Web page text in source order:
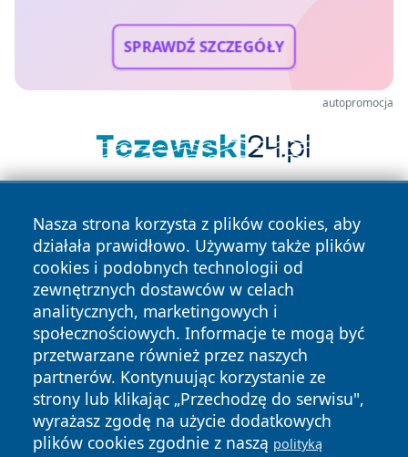
SPRAWDŹ SZCZEGÓŁY
autopromocja
Nasza strona korzysta z plików cookies, aby
działała prawidłowo. Używamy także plików
cookies i podobnych technologii od
zewnętrznych dostawców w celach
analitycznych, marketingowych i
społecznościowych. Informacje te mogą być
przetwarzane również przez naszych
partnerów. Kontynuując korzystanie ze
strony lub klikając „Przechodzę do serwisu",
wyrażasz zgodę na użycie dodatkowych
plików cookies zgodnie z naszą polityką
Copyright © 2026 infolomza.pl Wszystkie prawa zastrzeżone.
News Autorzy
Polityka
Prywatności
Polityka
Cookies